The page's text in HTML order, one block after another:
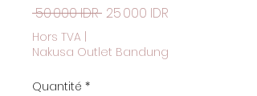
50 000 IDR Prix original
25 000 IDR
Hors TVA
Nakusa Outlet Bandung
Quantité *